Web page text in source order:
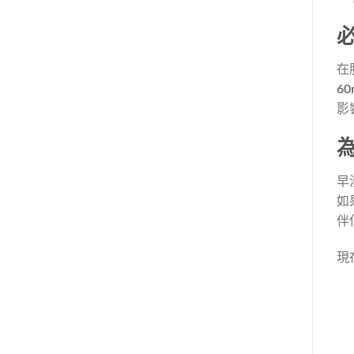
在
影
早
如
伴
現